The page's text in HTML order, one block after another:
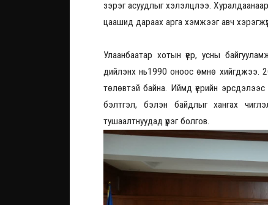
зэрэг асуудлыг хэлэлцлээ.
цаашид дараах арга хэмжээг авч
Улаанбаатар хотын үер, усны
дийлэнх нь1990 оноос өмнө хийгджээ.
төлөвтэй байна. Иймд үерийн эрсдэлээс
бэлтгэл, бэлэн байдлыг хангах
тушаалтнуудад үүрэг болгов.